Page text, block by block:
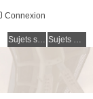
Connexion
Sujets sans réponse Sujets actifs